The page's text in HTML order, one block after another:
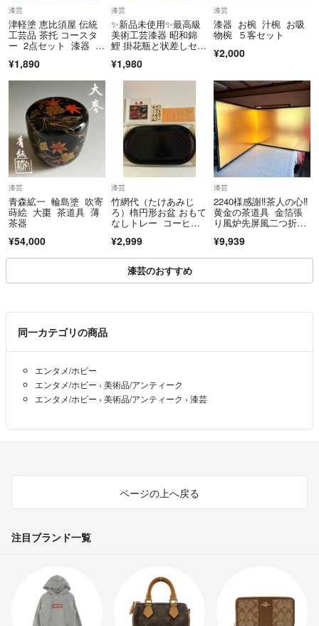
❤5万円以上の高額商品のお値段交渉等ございましたらお気軽にコメン
ト下さい。
可能な限り対応させて頂きます。
■コメント頂いた上で複数ご購入の方には、おまとめ発送&お値引き対
応致します。
(送料の差額分お値引きさせて頂きます)
おまとめ発送で厚みがオーバーしてしまった場合は、お値下げは致しま
すが別々にご購入頂く場合もございます。
■ご購入意志のないコメント・冷やかし・嫌がらせ・暇潰しのコメント
だと判断した場合は措置を取ります。
■喫煙者、ペットはおりません。
■普通郵便に関してはお届けまでに多少お時間がかかりますので余裕を
■普通郵便からラクマパックに変更する場合は送料の差額分を加算させ
❤全国送料無料です。
ん。
す。
漆芸
津軽塗 恵比須屋 伝統
工芸品 茶托 コースタ
ー 2点セット 漆器 日
¥1,890
漆芸
✨新品未使用✨最高級
美術工芸漆器 昭和錦
鯉 掛花瓶と状差しセッ
¥1,980
漆芸
漆器 お椀 汁椀 お吸
物椀 ５客セット
¥2,000
漆芸
青森絋一 輪島塗 吹寄
蒔絵 大棗 茶道具 薄
茶器
¥54,000
漆芸
竹網代（たけあみじ
ろ）楕円形お盆 おもて
なしトレー コーヒー
¥2,999
漆芸
2240様感謝‼️茶人の心‼️
黄金の茶道具 金箔張
り風炉先屏風二つ折背
¥9,939
漆芸のおすすめ
同一カテゴリの商品
エンタメ/ホビー
エンタメ/ホビー › 美術品/アンティーク
エンタメ/ホビー › 美術品/アンティーク › 漆芸
ページの上へ戻る
注目ブランド一覧